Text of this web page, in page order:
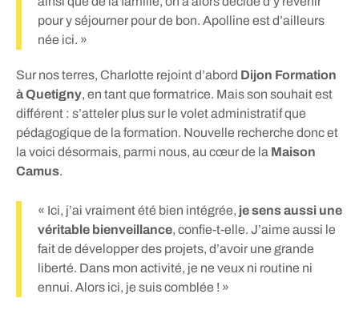
pour y séjourner pour de bon. Apolline est d’ailleurs
née ici. »
Sur nos terres, Charlotte rejoint d’abord Dijon Formation
à Quetigny, en tant que formatrice. Mais son souhait est
différent : s’atteler plus sur le volet administratif que
pédagogique de la formation. Nouvelle recherche donc et
la voici désormais, parmi nous, au cœur de la Maison
Camus.
« Ici, j’ai vraiment été bien intégrée, je sens aussi une
véritable bienveillance, confie-t-elle. J’aime aussi le
fait de développer des projets, d’avoir une grande
liberté. Dans mon activité, je ne veux ni routine ni
ennui. Alors ici, je suis comblée ! »